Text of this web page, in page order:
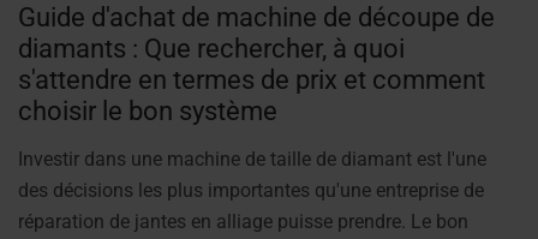
Guide d'achat de machine de découpe de
diamants : Que rechercher, à quoi
s'attendre en termes de prix et comment
choisir le bon système
Investir dans une machine de taille de diamant est l'une
des décisions les plus importantes qu'une entreprise de
réparation de jantes en alliage puisse prendre. Le bon